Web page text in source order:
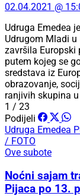
02.04.2021 @
Udruga Emedea
Udrugom Mladi
završila Europski
putem kojeg se
sredstava iz
obrazovanje,
ranjivih skupina
1 / 23
Podijeli
Udruga Emedea
/ FOTO
Ove subote
Noćni sajam
Pijaca po 13.